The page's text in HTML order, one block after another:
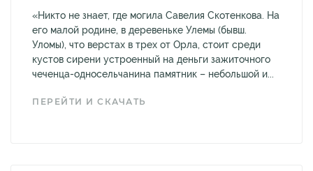
«Никто не знает, где могила Савелия Скотенкова. На
его малой родине, в деревеньке Улемы (бывш.
Уломы), что верстах в трех от Орла, стоит среди
кустов сирени устроенный на деньги зажиточного
чеченца-односельчанина памятник – небольшой и...
ПЕРЕЙТИ И СКАЧАТЬ